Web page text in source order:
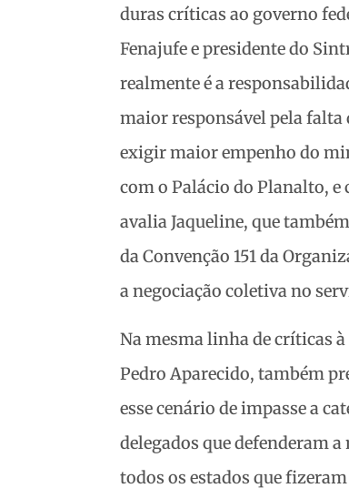
duras críticas ao governo
Fenajufe e presidente do
realmente é a
maior responsável pela falta
exigir maior empenho do
com o Palácio do Planalto, e
avalia Jaqueline, que
da Convenção 151 da
a negociação coletiva no
Na mesma linha de críticas
Pedro Aparecido, também
esse cenário de impasse a
delegados que defenderam
todos os estados que